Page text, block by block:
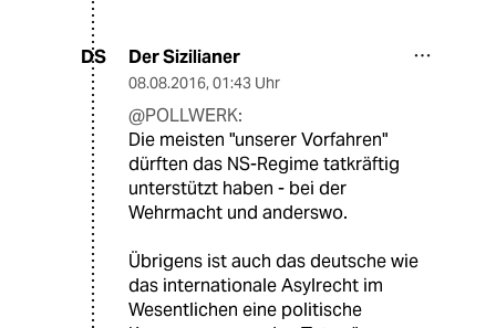
DS Der Sizilianer
08.08.2016, 01:43 Uhr
@POLLWERK:
Die meisten "unserer Vorfahren"
dürften das NS-Regime tatkräftig
unterstützt haben - bei der
Wehrmacht und anderswo.
Übrigens ist auch das deutsche wie
das internationale Asylrecht im
Wesentlichen eine politische